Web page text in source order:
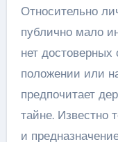
Относительно
публично мало
нет
положении или
предпочитает
тайне. Известно
и